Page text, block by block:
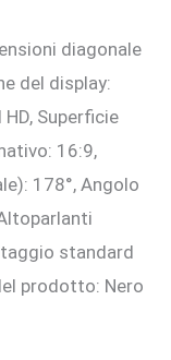
diagonale
del display:
Superficie
16:9,
178°, Angolo
standard
prodotto: Nero